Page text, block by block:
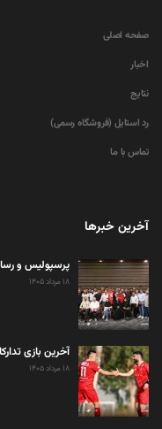
صفحه اصلی
اخبار
نتایج
رد استایل (فروشگاه رسمی)
تماس با ما
آخرین خبرها
پرسپولیس و
۱۸ مرداد ۱۴۰۵
آخرین بازی
۱۸ مرداد ۱۴۰۵